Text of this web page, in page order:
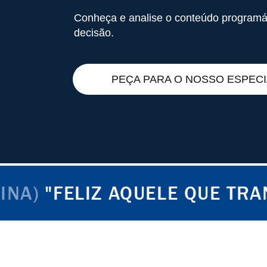
Conheça e analise o conteúdo
decisão.
PEÇA PARA O NOSSO
AQUELE QUE TRANSFERE